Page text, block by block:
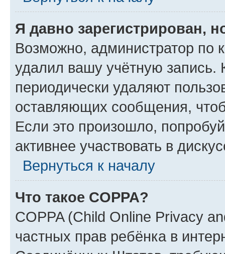
Я давно зарегистрирован,
Возможно, администратор по
удалил вашу учётную запись.
периодически удаляют
оставляющих сообщения,
Если это произошло,
активнее участвовать в
Вернуться к началу
Что такое COPPA?
COPPA (Child Online Privacy
частных прав ребёнка в